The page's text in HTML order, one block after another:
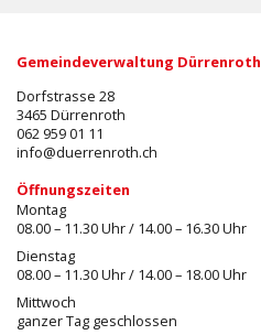
Gemeindeverwaltung Dürrenroth
Dorfstrasse 28
3465 Dürrenroth
062 959 01 11
info@duerrenroth.ch
Öffnungszeiten
Montag
08.00 – 11.30 Uhr / 14.00 – 16.30 Uhr
Dienstag
08.00 – 11.30 Uhr / 14.00 – 18.00 Uhr
Mittwoch
ganzer Tag geschlossen